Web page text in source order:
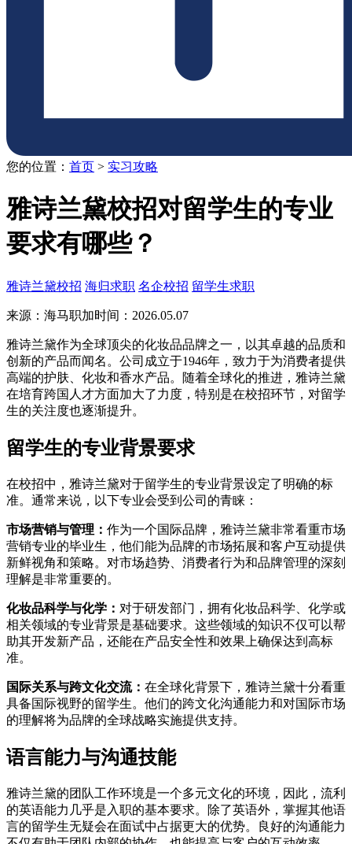
您的位置： 首页 > 实习攻略
雅诗兰黛校招对留学生的专业
要求有哪些？
雅诗兰黛校招 海归求职 名企校招 留学生求职
来源：海马职加时间：2026.05.07
雅诗兰黛作为全球顶尖的化妆品品牌之一，以其卓越的品质和
创新的产品而闻名。公司成立于1946年，致力于为消费者提供
高端的护肤、化妆和香水产品。随着全球化的推进，雅诗兰黛
在培育跨国人才方面加大了力度，特别是在校招环节，对留学
生的关注度也逐渐提升。
留学生的专业背景要求
在校招中，雅诗兰黛对于留学生的专业背景设定了明确的标
准。通常来说，以下专业会受到公司的青睐：
市场营销与管理： 作为一个国际品牌，雅诗兰黛非常看重市场
营销专业的毕业生，他们能为品牌的市场拓展和客户互动提供
新鲜视角和策略。对市场趋势、消费者行为和品牌管理的深刻
理解是非常重要的。
化妆品科学与化学： 对于研发部门，拥有化妆品科学、化学或
相关领域的专业背景是基础要求。这些领域的知识不仅可以帮
助其开发新产品，还能在产品安全性和效果上确保达到高标
准。
国际关系与跨文化交流： 在全球化背景下，雅诗兰黛十分看重
具备国际视野的留学生。他们的跨文化沟通能力和对国际市场
的理解将为品牌的全球战略实施提供支持。
语言能力与沟通技能
雅诗兰黛的团队工作环境是一个多元文化的环境，因此，流利
的英语能力几乎是入职的基本要求。除了英语外，掌握其他语
言的留学生无疑会在面试中占据更大的优势。良好的沟通能力